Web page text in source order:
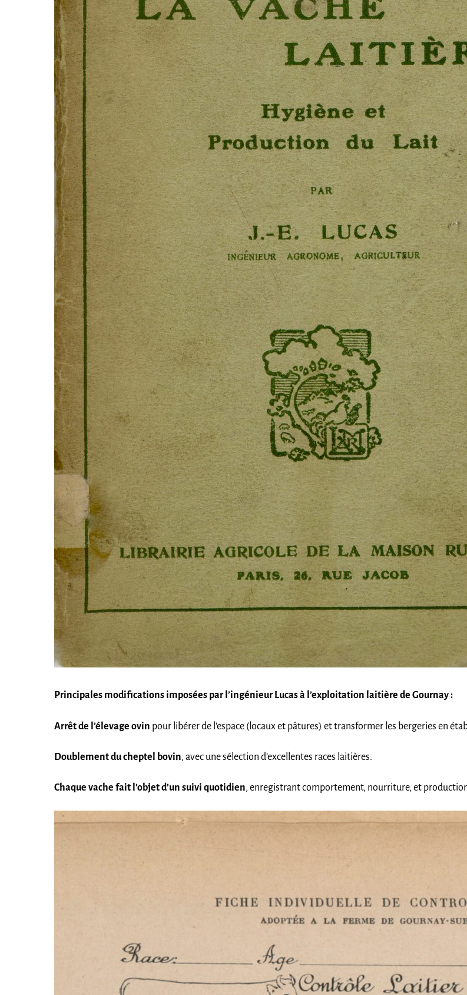
Principales modifications imposées par l’ingénieur Lucas à l’exploitation laitière de Gournay :
Arrêt de l’élevage ovin pour libérer de l’espace (locaux et pâtures) et transformer les bergeries en
Doublement du cheptel bovin, avec une sélection d’excellentes races laitières.
Chaque vache fait l’objet d’un suivi quotidien, enregistrant comportement, nourriture, et